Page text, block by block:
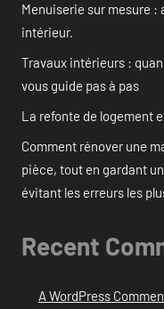
Menuiserie sur mesure :
intérieur.
Travaux intérieurs :
vous guide pas à pas
La refonte de logement
Comment rénover une
pièce, tout en gardant
évitant les erreurs les
Recent
A WordPress